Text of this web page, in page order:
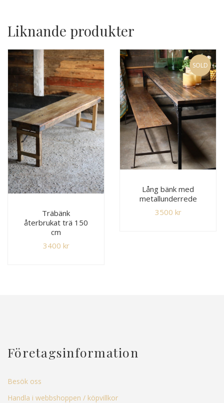
Liknande produkter
Träbänk
återbrukat trä 150
cm
3400 kr
SOLD
Lång bänk med
metallunderrede
3500 kr
Företagsinformation
Besök oss
Handla i webbshoppen / köpvillkor